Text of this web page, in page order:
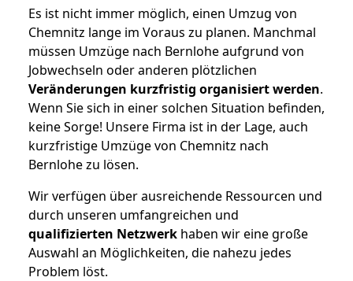
Es ist nicht immer möglich, einen Umzug von
Chemnitz lange im Voraus zu planen. Manchmal
müssen Umzüge nach Bernlohe aufgrund von
Jobwechseln oder anderen plötzlichen
Veränderungen kurzfristig organisiert werden.
Wenn Sie sich in einer solchen Situation befinden,
keine Sorge! Unsere Firma ist in der Lage, auch
kurzfristige Umzüge von Chemnitz nach
Bernlohe zu lösen.
Wir verfügen über ausreichende Ressourcen und
durch unseren umfangreichen und
qualifizierten Netzwerk haben wir eine große
Auswahl an Möglichkeiten, die nahezu jedes
Problem löst.